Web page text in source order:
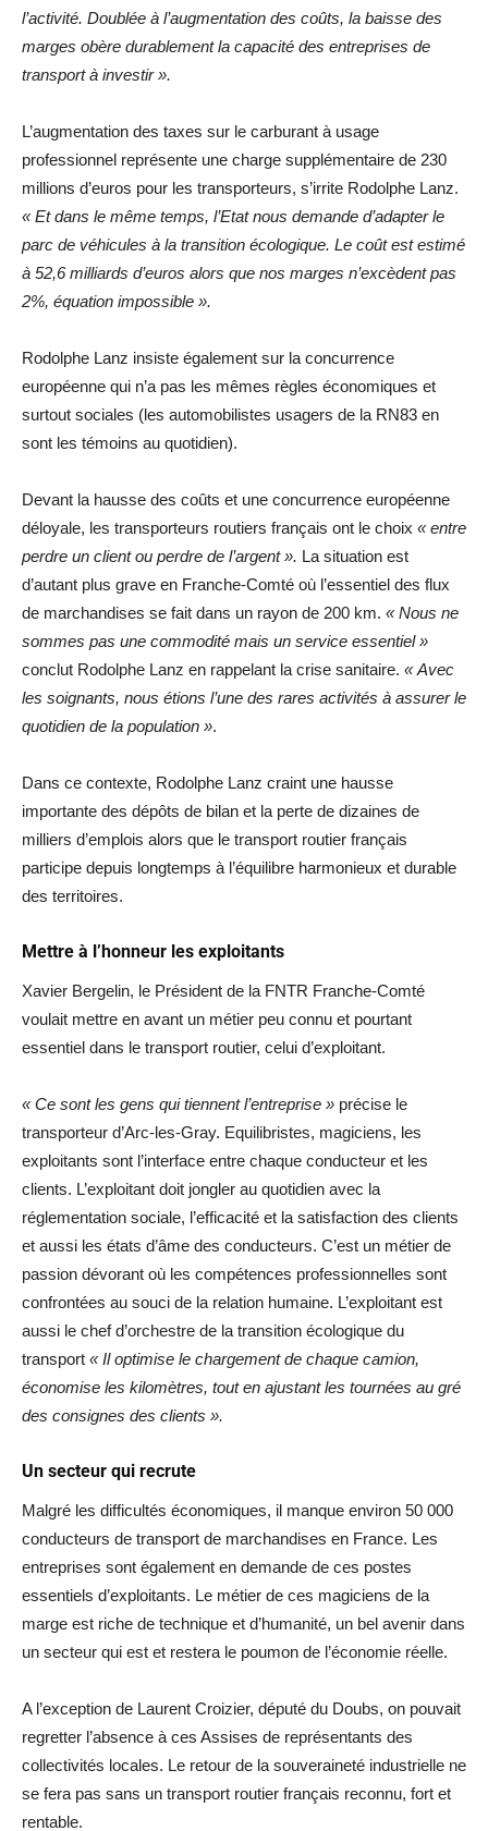
l’activité. Doublée à l’augmentation des coûts, la baisse des
marges obère durablement la capacité des entreprises de
transport à investir ».
L’augmentation des taxes sur le carburant à usage
professionnel représente une charge supplémentaire de 230
millions d’euros pour les transporteurs, s’irrite Rodolphe Lanz.
« Et dans le même temps, l’Etat nous demande d’adapter le
parc de véhicules à la transition écologique. Le coût est estimé
à 52,6 milliards d’euros alors que nos marges n’excèdent pas
2%, équation impossible ».
Rodolphe Lanz insiste également sur la concurrence
européenne qui n’a pas les mêmes règles économiques et
surtout sociales (les automobilistes usagers de la RN83 en
sont les témoins au quotidien).
Devant la hausse des coûts et une concurrence européenne
déloyale, les transporteurs routiers français ont le choix « entre
perdre un client ou perdre de l’argent ». La situation est
d’autant plus grave en Franche-Comté où l’essentiel des flux
de marchandises se fait dans un rayon de 200 km. « Nous ne
sommes pas une commodité mais un service essentiel »
conclut Rodolphe Lanz en rappelant la crise sanitaire. « Avec
les soignants, nous étions l’une des rares activités à assurer le
quotidien de la population ».
Dans ce contexte, Rodolphe Lanz craint une hausse
importante des dépôts de bilan et la perte de dizaines de
milliers d’emplois alors que le transport routier français
participe depuis longtemps à l’équilibre harmonieux et durable
des territoires.
Mettre à l’honneur les exploitants
Xavier Bergelin, le Président de la FNTR Franche-Comté
voulait mettre en avant un métier peu connu et pourtant
essentiel dans le transport routier, celui d’exploitant.
« Ce sont les gens qui tiennent l’entreprise » précise le
transporteur d’Arc-les-Gray. Equilibristes, magiciens, les
exploitants sont l’interface entre chaque conducteur et les
clients. L’exploitant doit jongler au quotidien avec la
réglementation sociale, l’efficacité et la satisfaction des clients
et aussi les états d’âme des conducteurs. C’est un métier de
passion dévorant où les compétences professionnelles sont
confrontées au souci de la relation humaine. L’exploitant est
aussi le chef d’orchestre de la transition écologique du
transport « Il optimise le chargement de chaque camion,
économise les kilomètres, tout en ajustant les tournées au gré
des consignes des clients ».
Un secteur qui recrute
Malgré les difficultés économiques, il manque environ 50 000
conducteurs de transport de marchandises en France. Les
entreprises sont également en demande de ces postes
essentiels d’exploitants. Le métier de ces magiciens de la
marge est riche de technique et d’humanité, un bel avenir dans
un secteur qui est et restera le poumon de l’économie réelle.
A l’exception de Laurent Croizier, député du Doubs, on pouvait
regretter l’absence à ces Assises de représentants des
collectivités locales. Le retour de la souveraineté industrielle ne
se fera pas sans un transport routier français reconnu, fort et
rentable.